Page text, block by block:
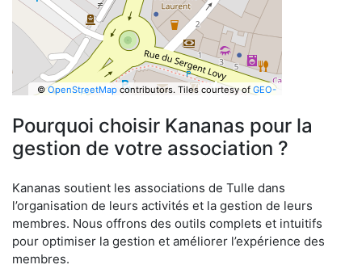
©OpenStreetMapcontributors. Tiles courtesy of GEO-
Pourquoi choisir Kananas pour la
gestion de votre association ?
Kananas soutient les associations de Tulle dans
l’organisation de leurs activités et la gestion de leurs
membres. Nous offrons des outils complets et intuitifs
pour optimiser la gestion et améliorer l’expérience des
membres.